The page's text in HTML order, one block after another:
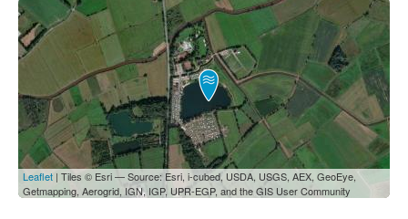
Leaflet | Tiles © Esri — Source: Esri, i-cubed, USDA, USGS, AEX, GeoEye,
Getmapping, Aerogrid, IGN, IGP, UPR-EGP, and the GIS User Community